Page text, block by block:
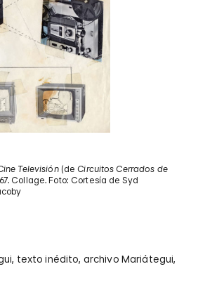
Televisión(deCircuitos Cerrados de
Collage. Foto: Cortesía de Syd
texto inédito, archivo Mariátegui,